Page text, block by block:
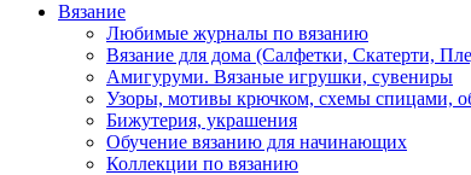
Вязание
Любимые журналы по вязанию
Вязание для дома (Салфетки, Скатерти,
Амигуруми. Вязаные игрушки, сувениры
Узоры, мотивы крючком, схемы спицами,
Бижутерия, украшения
Обучение вязанию для начинающих
Коллекции по вязанию